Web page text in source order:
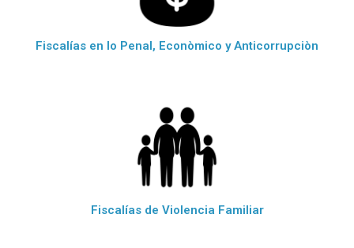
Fiscalías en lo Penal, Econòmico y Anticorrupciòn
Fiscalías de Violencia Familiar